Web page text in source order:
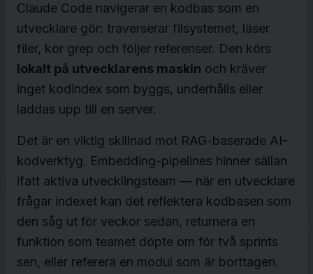
Claude Code navigerar en kodbas som en
utvecklare gör: traverserar filsystemet, läser
filer, kör grep och följer referenser. Den körs
lokalt på utvecklarens maskin och kräver
inget kodindex som byggs, underhålls eller
laddas upp till en server.
Det är en viktig skillnad mot RAG-baserade AI-
kodverktyg. Embedding-pipelines hinner sällan
ifatt aktiva utvecklingsteam — när en utvecklare
frågar indexet kan det reflektera kodbasen som
den såg ut för veckor sedan, returnera en
funktion som teamet döpte om för två sprints
sen, eller referera en modul som är borttagen.